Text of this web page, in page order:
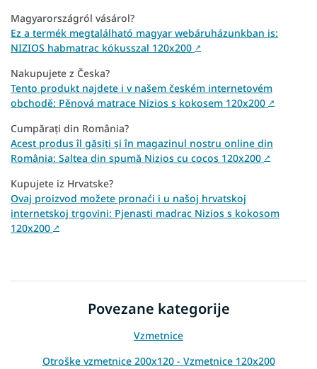
Magyarországról vásárol?
Ez a termék megtalálható magyar webáruházunkban is:
NIZIOS habmatrac kókusszal 120x200 ↗
Nakupujete z Česka?
Tento produkt najdete i v našem českém internetovém
obchodě: Pěnová matrace Nizios s kokosem 120x200 ↗
Cumpărați din România?
Acest produs îl găsiți și în magazinul nostru online din
România: Saltea din spumă Nizios cu cocos 120x200 ↗
Kupujete iz Hrvatske?
Ovaj proizvod možete pronaći i u našoj hrvatskoj
internetskoj trgovini: Pjenasti madrac Nizios s kokosom
120x200 ↗
Povezane kategorije
Vzmetnice
Otroške vzmetnice 200x120 - Vzmetnice 120x200